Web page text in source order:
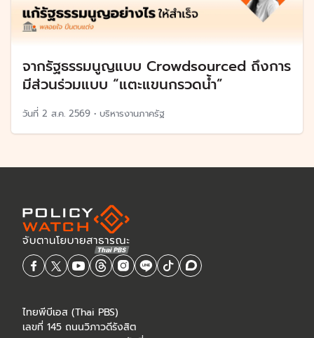
จากรัฐธรรมนูญแบบ Crowdsourced ถึงการ
มีส่วนร่วมแบบ “แตะแขนกรวดน้ำ”
วันที่ 2 ส.ค. 2569 • บริหารงานภาครัฐ
ไทยพีบีเอส (Thai PBS)
เลขที่ 145 ถนนวิภาวดีรังสิต